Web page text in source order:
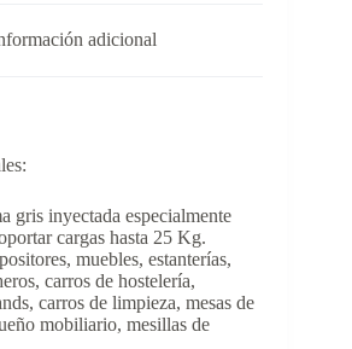
adicional
gris inyectada especialmente
cargas hasta 25 Kg.
muebles, estanterías,
carros de hostelería,
carros de limpieza, mesas de
mobiliario, mesillas de